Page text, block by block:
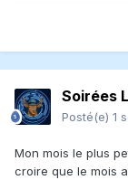
Soirées
Posté(e) 1
Mon mois le plus
croire que le mois